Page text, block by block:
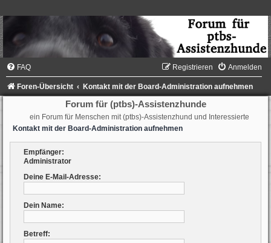
FAQ Anmelden
Registrieren
Foren-Übersicht Kontakt mit der Board-Administration aufnehmen
Forum für (ptbs)-Assistenzhunde
ein Forum für Menschen mit (ptbs)-Assistenzhund und Interessierte
Kontakt mit der Board-Administration aufnehmen
Empfänger:
Administrator
Deine E-Mail-Adresse:
Dein Name:
Betreff: